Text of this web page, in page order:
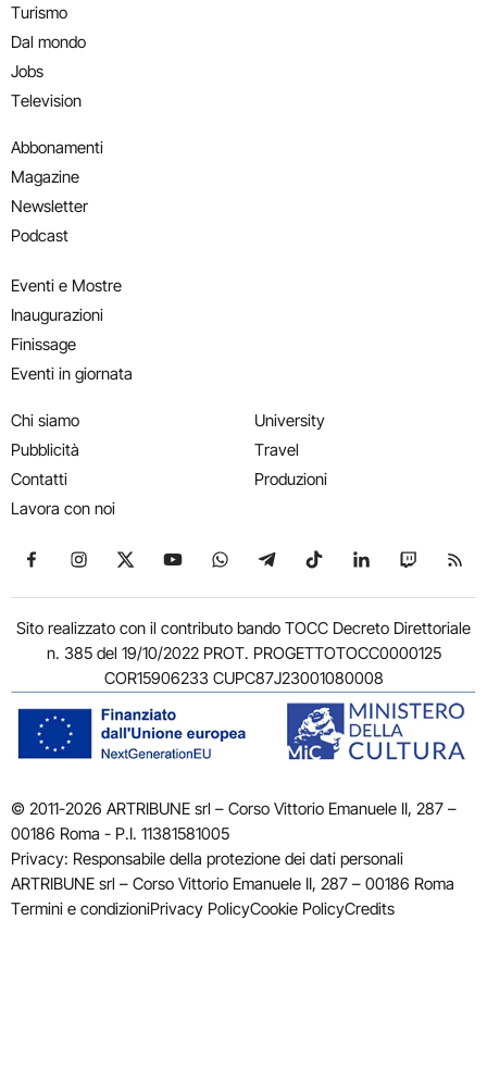
Turismo
Dal mondo
Jobs
Television
Abbonamenti
Magazine
Newsletter
Podcast
Eventi e Mostre
Inaugurazioni
Finissage
Eventi in giornata
Chi siamo
Pubblicità
Contatti
Lavora con noi
University
Travel
Produzioni
Seguici su Facebook
Seguici su Instagram
Seguici su X
Seguici su YouTube
Seguici su WhatsApp
Seguici su Telegram
Seguici su TikTok
Seguici su
Seguici
Sito realizzato con il contributo bando TOCC Decreto Direttoriale
n. 385 del 19/10/2022 PROT. PROGETTOTOCC0000125
COR15906233 CUPC87J23001080008
© 2011-2026 ARTRIBUNE srl – Corso Vittorio Emanuele II, 287 –
00186 Roma - P.I. 11381581005
Privacy: Responsabile della protezione dei dati personali
ARTRIBUNE srl – Corso Vittorio Emanuele II, 287 – 00186 Roma
Termini e condizioniPrivacy PolicyCookie PolicyCredits